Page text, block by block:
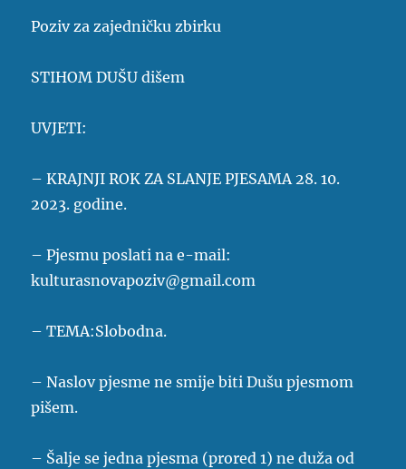
Poziv za zajedničku zbirku
STIHOM DUŠU dišem
UVJETI:
– KRAJNJI ROK ZA SLANJE PJESAMA 28. 10.
2023. godine.
– Pjesmu poslati na e-mail:
kulturasnovapoziv@gmail.com
– TEMA:Slobodna.
– Naslov pjesme ne smije biti Dušu pjesmom
pišem.
– Šalje se jedna pjesma (prored 1) ne duža od